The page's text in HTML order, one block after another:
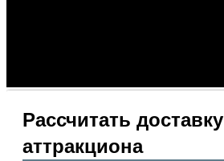
Рассчитать доставку
аттракциона